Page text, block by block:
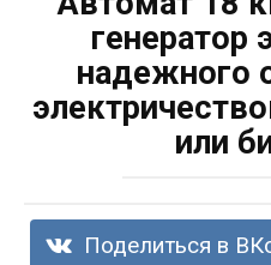
генератор
надежного
или
Поделиться в